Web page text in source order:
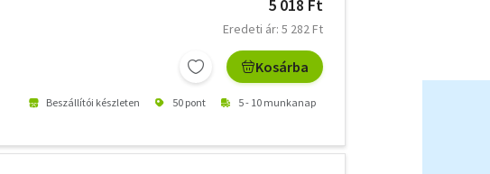
5 018 Ft
Eredeti ár: 5 282 Ft
Kosárba
Beszállítói készleten 50 pont 5 - 10 munkanap